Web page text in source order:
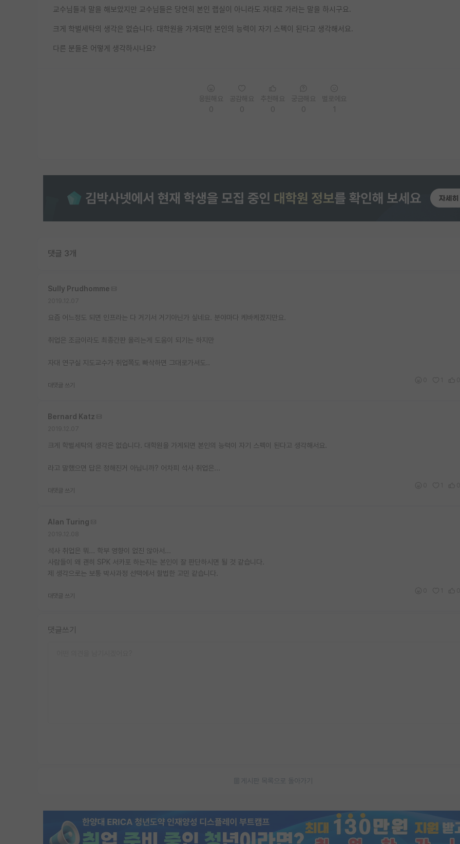
교수님들과 말을 해보았지만 교수님들은 당연히 본인 랩실이 아니라도 자대로 가라는 말을 하시구요.
크게 학벌세탁의 생각은 없습니다. 대학원을 가게되면 본인의 능력이 자기 스펙이 된다고 생각해서요.
다른 분들은 어떻게 생각하시나요?
댓글 3개
Sully Prudhomme
요즘 어느정도 되면 인프라는 다 거기서 거기아닌가 싶네요. 분야마다 케바케겠지만요.
취업은 조금이라도 최종간판 올리는게 도움이 되기는 하지만
자대 연구실 지도교수가 취업쪽도 빠삭하면 그대로가셔도..
대댓글 쓰기
Bernard Katz
크게 학벌세탁의 생각은 없습니다. 대학원을 가게되면 본인의 능력이 자기 스펙이 된다고 생각해서요.
라고 말했으면 답은 정해진거 아닙니까? 어차피 석사 취업은...
대댓글 쓰기
Alan Turing
석사 취업은 뭐... 학부 영향이 없진 않아서...
사람들이 왜 괜히 SPK 서카포 하는지는 본인이 잘 판단하시면 될 것 같습니다.
제 생각으로는 보통 박사과정 선택에서 할법한 고민 같습니다.
대댓글 쓰기
댓글쓰기
게시판 목록으로 돌아가기